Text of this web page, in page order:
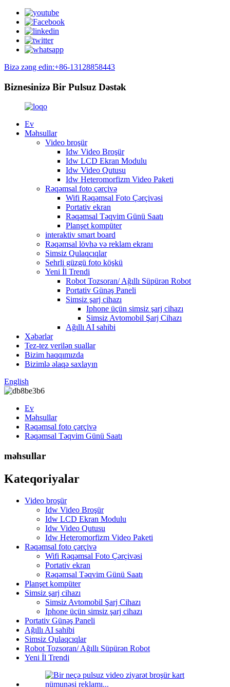
Bizə zəng edin:+86-13128858443
Biznesinizə Bir Pulsuz Dəstək
Ev
Məhsullar
Video broşür
Idw Video Broşür
Idw LCD Ekran Modulu
Idw Video Qutusu
Idw Heteromorfizm Video Paketi
Rəqəmsal foto çərçivə
Wifi Rəqəmsal Foto Çərçivəsi
Portativ ekran
Rəqəmsal Təqvim Günü Saatı
Planşet kompüter
interaktiv smart board
Rəqəmsal lövhə və reklam ekranı
Simsiz Qulaqcıqlar
Sehrli güzgü foto köşkü
Yeni İl Trendi
Robot Tozsoran/ Ağıllı Süpürən Robot
Portativ Günəş Paneli
Simsiz şarj cihazı
Iphone üçün simsiz şarj cihazı
Simsiz Avtomobil Şarj Cihazı
Ağıllı AI sahibi
Xəbərlər
Tez-tez verilən suallar
Bizim haqqımızda
Bizimlə əlaqə saxlayın
English
Ev
Məhsullar
Rəqəmsal foto çərçivə
Rəqəmsal Təqvim Günü Saatı
məhsullar
Kateqoriyalar
Video broşür
Idw Video Broşür
Idw LCD Ekran Modulu
Idw Video Qutusu
Idw Heteromorfizm Video Paketi
Rəqəmsal foto çərçivə
Wifi Rəqəmsal Foto Çərçivəsi
Portativ ekran
Rəqəmsal Təqvim Günü Saatı
Planşet kompüter
Simsiz şarj cihazı
Simsiz Avtomobil Şarj Cihazı
Iphone üçün simsiz şarj cihazı
Portativ Günəş Paneli
Ağıllı AI sahibi
Simsiz Qulaqcıqlar
Robot Tozsoran/ Ağıllı Süpürən Robot
Yeni İl Trendi